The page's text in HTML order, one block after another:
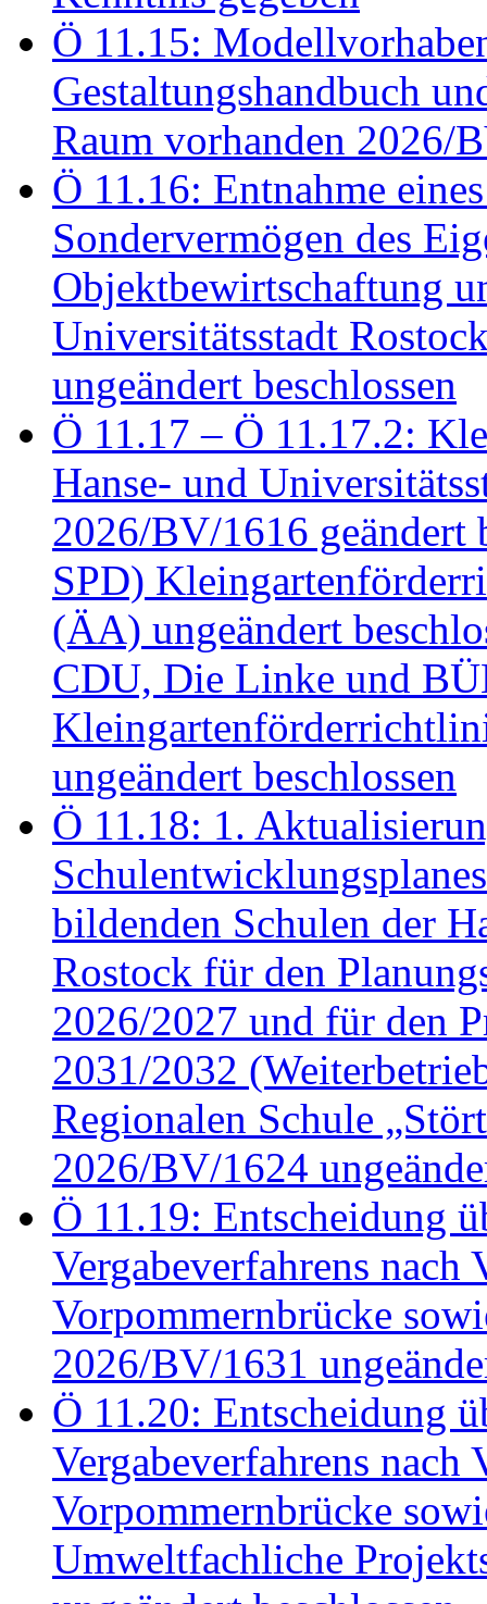
Ö 11.15:
Gestaltungshandbuch
Raum vorhanden 2026/
Ö 11.16: Entnahme
Sondervermögen des
Objektbewirtschaftung
Universitätsstadt
ungeändert beschlossen
Ö 11.17 – Ö 11.17.2:
Hanse- und
2026/BV/1616 geändert
SPD)
(ÄA) ungeändert
CDU, Die Linke und
ungeändert beschlossen
Ö 11.18: 1.
bildenden Schulen der
Rostock für den
2026/2027 und für den
2031/2032
Regionalen Schule
2026/BV/1624
Ö 11.19: Entscheidung
Vergabeverfahrens
Vorpommernbrücke
2026/BV/1631
Ö 11.20: Entscheidung
Vergabeverfahrens
Vorpommernbrücke
Umweltfachliche